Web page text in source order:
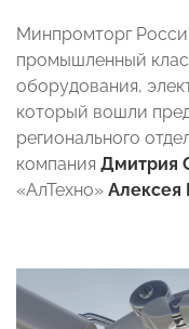
Минпромторг
промышленный
оборудования,
который вошли
регионального
компания Дмитрия
«АлТехно» Алексея